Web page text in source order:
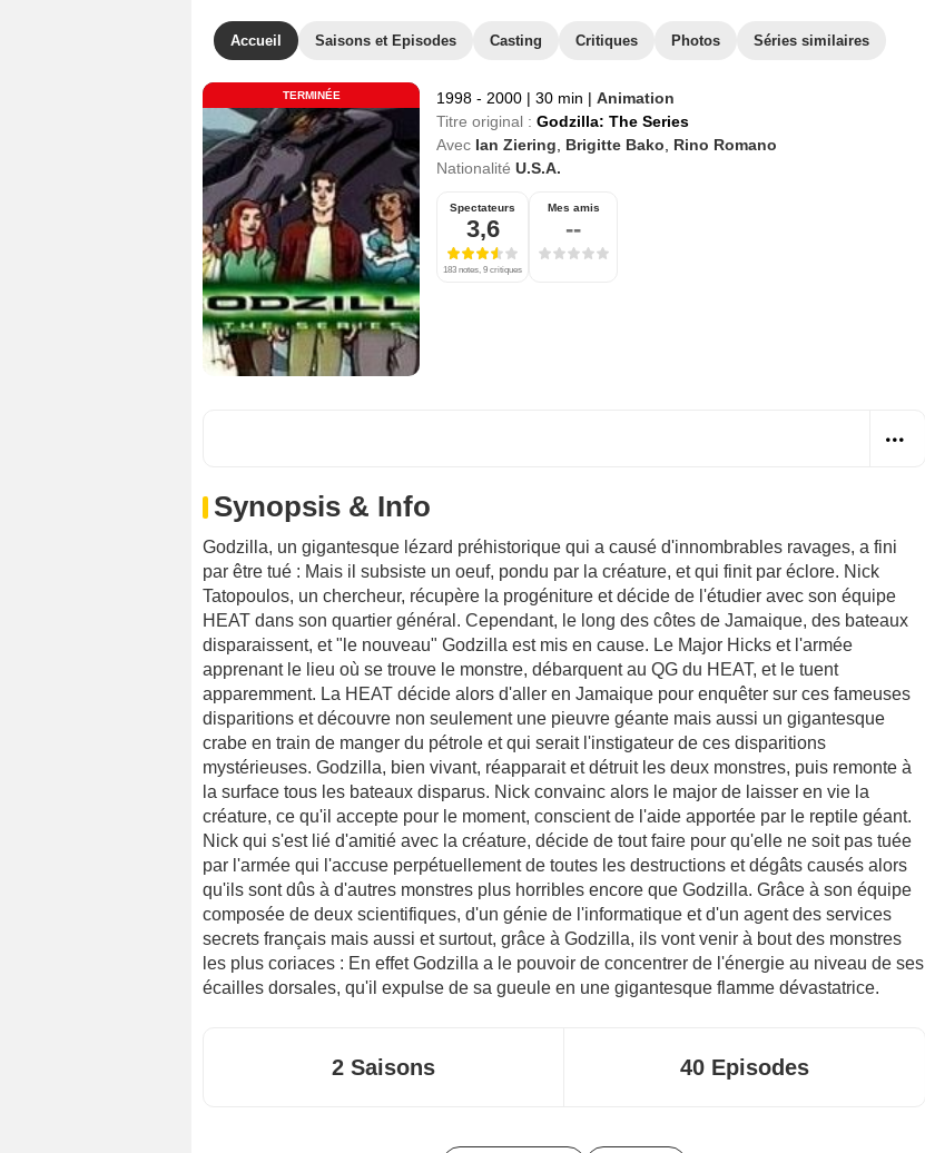
Accueil Saisons et Episodes Casting Critiques Photos Séries similaires
TERMINÉE 1998 - 2000 | 30 min | Animation
Titre original : Godzilla: The Series
Avec Ian Ziering Brigitte Bako
Rino Romano
Nationalité U.S.A.
Spectateurs
3,6
183 notes, 9 critiques
Mes amis
--
Synopsis & Info
Godzilla, un gigantesque lézard préhistorique qui a causé d'innombrables ravages, a fini
par être tué : Mais il subsiste un oeuf, pondu par la créature, et qui finit par éclore. Nick
Tatopoulos, un chercheur, récupère la progéniture et décide de l'étudier avec son équipe
HEAT dans son quartier général. Cependant, le long des côtes de Jamaique, des bateaux
disparaissent, et "le nouveau" Godzilla est mis en cause. Le Major Hicks et l'armée
apprenant le lieu où se trouve le monstre, débarquent au QG du HEAT, et le tuent
apparemment. La HEAT décide alors d'aller en Jamaique pour enquêter sur ces fameuses
disparitions et découvre non seulement une pieuvre géante mais aussi un gigantesque
crabe en train de manger du pétrole et qui serait l'instigateur de ces disparitions
mystérieuses. Godzilla, bien vivant, réapparait et détruit les deux monstres, puis remonte à
la surface tous les bateaux disparus. Nick convainc alors le major de laisser en vie la
créature, ce qu'il accepte pour le moment, conscient de l'aide apportée par le reptile géant.
Nick qui s'est lié d'amitié avec la créature, décide de tout faire pour qu'elle ne soit pas tuée
par l'armée qui l'accuse perpétuellement de toutes les destructions et dégâts causés alors
qu'ils sont dûs à d'autres monstres plus horribles encore que Godzilla. Grâce à son équipe
composée de deux scientifiques, d'un génie de l'informatique et d'un agent des services
secrets français mais aussi et surtout, grâce à Godzilla, ils vont venir à bout des monstres
les plus coriaces : En effet Godzilla a le pouvoir de concentrer de l'énergie au niveau de ses
écailles dorsales, qu'il expulse de sa gueule en une gigantesque flamme dévastatrice.
2 Saisons 40 Episodes